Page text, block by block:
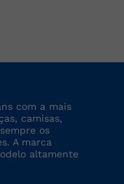
com a mais
camisas,
os
A marca
altamente